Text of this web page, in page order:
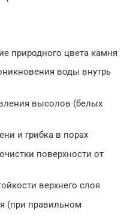
природного цвета камня
воды внутрь
высолов (белых
и грибка в порах
поверхности от
верхнего слоя
(при правильном